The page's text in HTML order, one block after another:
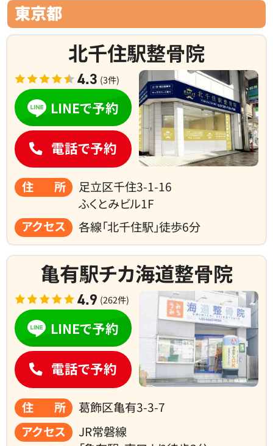
東京都
北千住駅整骨院
4.3 (3件)
住所
足立区千住3-1-16
ふくとみビル1F
アクセス
各線「北千住駅」徒歩6分
LINEで予約
電話で予約
亀有駅チカ海道整骨院
4.9 (262件)
住所
葛飾区亀有3-3-7
アクセス
JR常磐線
LINEで予約
電話で予約